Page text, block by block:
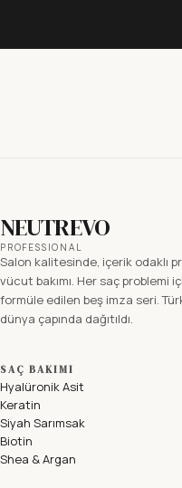
NEUTREVO
PROFESSIONAL
Salon kalitesinde, içerik odaklı
vücut bakımı. Her saç problemi
formüle edilen beş imza seri.
dünya çapında dağıtıldı.
SAÇ BAKIMI
Hyalüronik Asit
Keratin
Siyah Sarımsak
Biotin
Shea & Argan